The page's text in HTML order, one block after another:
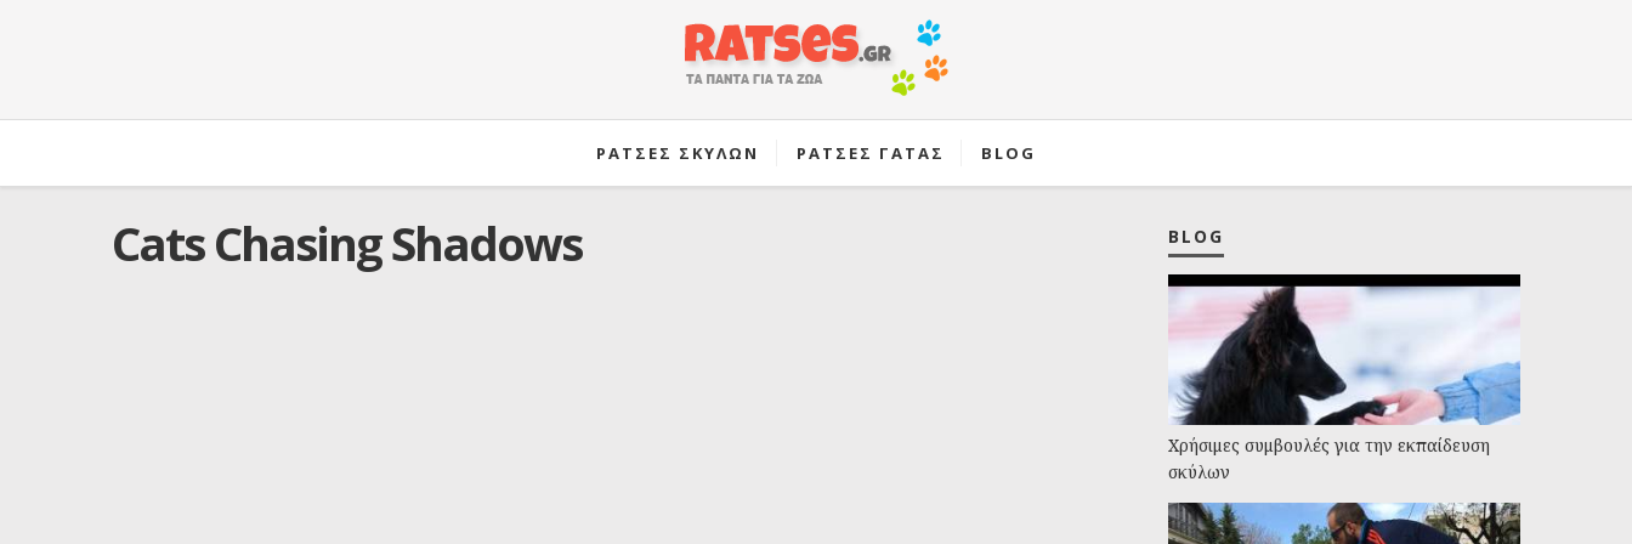
ΡΑΤΣΕΣ ΣΚΥΛΩΝ ΡΑΤΣΕΣ ΓΑΤΑΣ BLOG
Cats Chasing Shadows BLOG
Χρήσιμες συμβουλές για την εκπαίδευση
σκύλων